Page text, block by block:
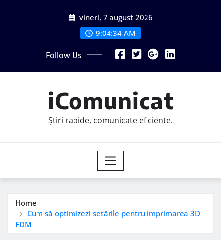
vineri, 7 august 2026
9:04:36 AM
Follow Us
iComunicat
Știri rapide, comunicate eficiente.
Home
Cum să optimizezi setările pentru imprimarea 3D
FDM